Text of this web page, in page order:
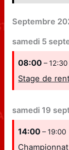
Septembre
samedi 5
08:00– 12:30
Stage de
samedi 19
14:00– 19:00